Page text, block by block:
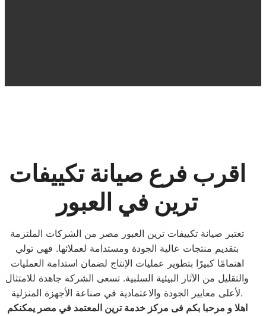
اقرب فرع صيانة تكييفات
ترين في العبور
تعتبر صيانة تكييفات ترين العبور مصر من الشركات الملتزمة
بتقديم منتجات عالية الجودة ومستدامة لعملائها. فهي تولي
اهتمامًا كبيرًا بتطوير عمليات الإنتاج لضمان استدامة العمليات
والتقليل من الآثار البيئية السلبية. تسعى الشركة جاهدة للامتثال
لأعلى معايير الجودة والاعتمادية في صناعة الأجهزة المنزلية.
اهلا و مرحبا بكم فى مركز خدمة ترين المعتمد في مصر يمكنكم